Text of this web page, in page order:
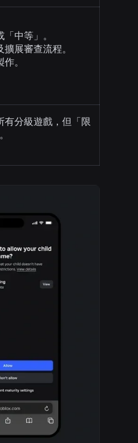
中等」。
展審查流程。
。
有分級遊戲，但「限